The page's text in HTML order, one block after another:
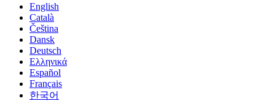
English
Català
Čeština
Dansk
Deutsch
Ελληνικά
Español
Français
한국어